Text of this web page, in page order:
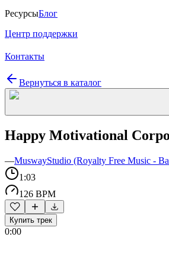
РесурсыБлог
Центр поддержки
Контакты
Вернуться в каталог
Happy Motivational
—MuswayStudio (Royalty Free Music -
1:03
126 BPM
Купить трек
0:00